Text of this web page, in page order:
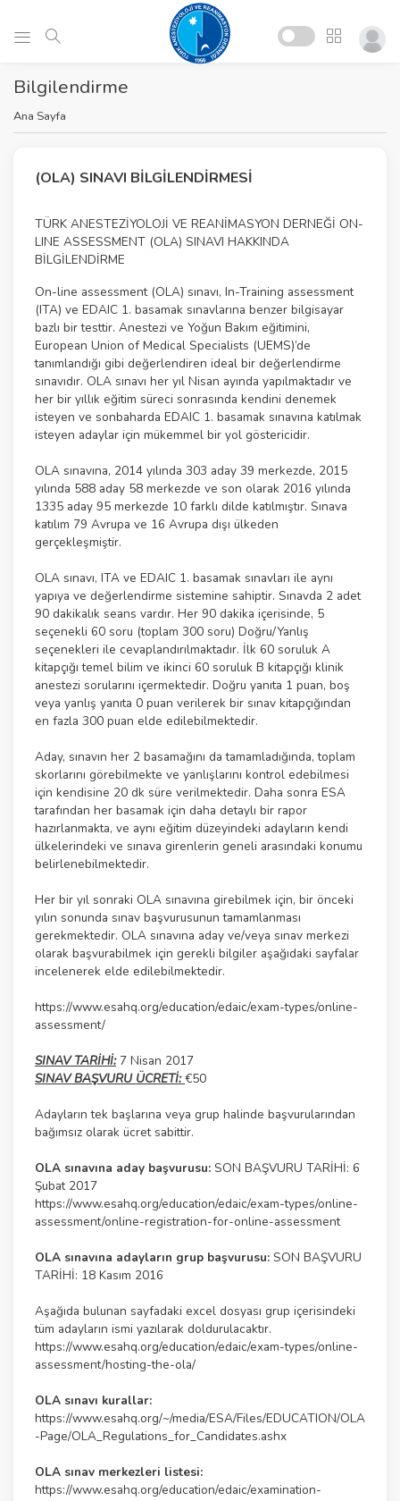
Bilgilendirme
Ana Sayfa
(OLA) SINAVI BİLGİLENDİRMESİ
TÜRK ANESTEZİYOLOJİ VE REANİMASYON DERNEĞİ ON-
LINE ASSESSMENT (OLA) SINAVI HAKKINDA
BİLGİLENDİRME
On-line assessment (OLA) sınavı, In-Training assessment
(ITA) ve EDAIC 1. basamak sınavlarına benzer bilgisayar
bazlı bir testtir. Anestezi ve Yoğun Bakım eğitimini,
European Union of Medical Specialists (UEMS)’de
tanımlandığı gibi değerlendiren ideal bir değerlendirme
sınavıdır. OLA sınavı her yıl Nisan ayında yapılmaktadır ve
her bir yıllık eğitim süreci sonrasında kendini denemek
isteyen ve sonbaharda EDAIC 1. basamak sınavına katılmak
isteyen adaylar için mükemmel bir yol göstericidir.
OLA sınavına, 2014 yılında 303 aday 39 merkezde, 2015
yılında 588 aday 58 merkezde ve son olarak 2016 yılında
1335 aday 95 merkezde 10 farklı dilde katılmıştır. Sınava
katılım 79 Avrupa ve 16 Avrupa dışı ülkeden
gerçekleşmiştir.
OLA sınavı, ITA ve EDAIC 1. basamak sınavları ile aynı
yapıya ve değerlendirme sistemine sahiptir. Sınavda 2 adet
90 dakikalık seans vardır. Her 90 dakika içerisinde, 5
seçenekli 60 soru (toplam 300 soru) Doğru/Yanlış
seçenekleri ile cevaplandırılmaktadır. İlk 60 soruluk A
kitapçığı temel bilim ve ikinci 60 soruluk B kitapçığı klinik
anestezi sorularını içermektedir. Doğru yanıta 1 puan, boş
veya yanlış yanıta 0 puan verilerek bir sınav kitapçığından
en fazla 300 puan elde edilebilmektedir.
Aday, sınavın her 2 basamağını da tamamladığında, toplam
skorlarını görebilmekte ve yanlışlarını kontrol edebilmesi
için kendisine 20 dk süre verilmektedir. Daha sonra ESA
tarafından her basamak için daha detaylı bir rapor
hazırlanmakta, ve aynı eğitim düzeyindeki adayların kendi
ülkelerindeki ve sınava girenlerin geneli arasındaki konumu
belirlenebilmektedir.
Her bir yıl sonraki OLA sınavına girebilmek için, bir önceki
yılın sonunda sınav başvurusunun tamamlanması
gerekmektedir. OLA sınavına aday ve/veya sınav merkezi
olarak başvurabilmek için gerekli bilgiler aşağıdaki sayfalar
incelenerek elde edilebilmektedir.
https://www.esahq.org/education/edaic/exam-types/online-
assessment/
SINAV TARİHİ:7 Nisan 2017
SINAV BAŞVURU ÜCRETİ:€50
Adayların tek başlarına veya grup halinde başvurularından
bağımsız olarak ücret sabittir.
OLA sınavına aday başvurusu: SON BAŞVURU TARİHİ: 6
Şubat 2017
https://www.esahq.org/education/edaic/exam-types/online-
assessment/online-registration-for-online-assessment
OLA sınavına adayların grup başvurusu: SON BAŞVURU
TARİHİ: 18 Kasım 2016
Aşağıda bulunan sayfadaki excel dosyası grup içerisindeki
tüm adayların ismi yazılarak doldurulacaktır.
https://www.esahq.org/education/edaic/exam-types/online-
assessment/hosting-the-ola/
OLA sınavı kurallar:
https://www.esahq.org/~/media/ESA/Files/EDUCATION/OLA
-Page/OLA_Regulations_for_Candidates.ashx
OLA sınav merkezleri listesi:
https://www.esahq.org/education/edaic/examination-